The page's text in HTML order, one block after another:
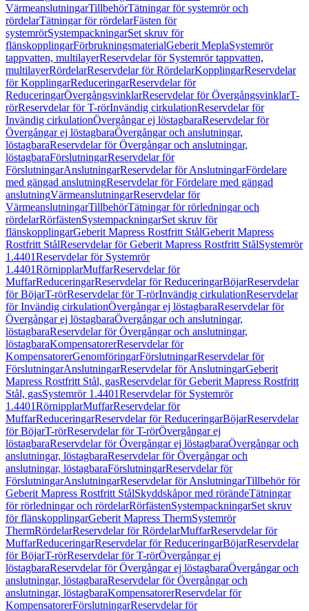
VärmeanslutningarTillbehörTätningar för systemrör och
rördelarTätningar för rördelarFästen för
systemrörSystempackningarSet skruv för
flänskopplingarFörbrukningsmaterialGeberit MeplaSystemrör
tappvatten, multilayerReservdelar för Systemrör tappvatten,
multilayerRördelarReservdelar för RördelarKopplingarReservdelar
för KopplingarReduceringarReservdelar för
ReduceringarÖvergångsvinklarReservdelar för ÖvergångsvinklarT-
rörReservdelar för T-rörInvändig cirkulationReservdelar för
Invändig cirkulationÖvergångar ej löstagbaraReservdelar för
Övergångar ej löstagbaraÖvergångar och anslutningar,
löstagbaraReservdelar för Övergångar och anslutningar,
löstagbaraFörslutningarReservdelar för
FörslutningarAnslutningarReservdelar för AnslutningarFördelare
med gängad anslutningReservdelar för Fördelare med gängad
anslutningVärmeanslutningarReservdelar för
VärmeanslutningarTillbehörTätningar för rörledningar och
rördelarRörfästenSystempackningarSet skruv för
flänskopplingarGeberit Mapress Rostfritt StålGeberit Mapress
Rostfritt StålReservdelar för Geberit Mapress Rostfritt StålSystemrör
1.4401Reservdelar för Systemrör
1.4401RörnipplarMuffarReservdelar för
MuffarReduceringarReservdelar för ReduceringarBöjarReservdelar
för BöjarT-rörReservdelar för T-rörInvändig cirkulationReservdelar
för Invändig cirkulationÖvergångar ej löstagbaraReservdelar för
Övergångar ej löstagbaraÖvergångar och anslutningar,
löstagbaraReservdelar för Övergångar och anslutningar,
löstagbaraKompensatorerReservdelar för
KompensatorerGenomföringarFörslutningarReservdelar för
FörslutningarAnslutningarReservdelar för AnslutningarGeberit
Mapress Rostfritt Stål, gasReservdelar för Geberit Mapress Rostfritt
Stål, gasSystemrör 1.4401Reservdelar för Systemrör
1.4401RörnipplarMuffarReservdelar för
MuffarReduceringarReservdelar för ReduceringarBöjarReservdelar
för BöjarT-rörReservdelar för T-rörÖvergångar ej
löstagbaraReservdelar för Övergångar ej löstagbaraÖvergångar och
anslutningar, löstagbaraReservdelar för Övergångar och
anslutningar, löstagbaraFörslutningarReservdelar för
FörslutningarAnslutningarReservdelar för AnslutningarTillbehör för
Geberit Mapress Rostfritt StålSkyddskåpor med rörändeTätningar
för rörledningar och rördelarRörfästenSystempackningarSet skruv
för flänskopplingarGeberit Mapress ThermSystemrör
ThermRördelarReservdelar för RördelarMuffarReservdelar för
MuffarReduceringarReservdelar för ReduceringarBöjarReservdelar
för BöjarT-rörReservdelar för T-rörÖvergångar ej
löstagbaraReservdelar för Övergångar ej löstagbaraÖvergångar och
anslutningar, löstagbaraReservdelar för Övergångar och
anslutningar, löstagbaraKompensatorerReservdelar för
KompensatorerFörslutningarReservdelar för